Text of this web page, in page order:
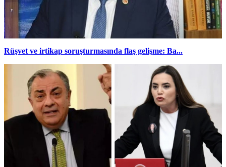
Rüşvet ve irtikap soruşturmasında flaş gelişme: Ba...